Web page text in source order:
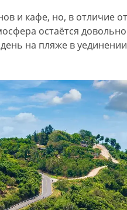
и кафе, но, в отличие
остаётся
на пляже в